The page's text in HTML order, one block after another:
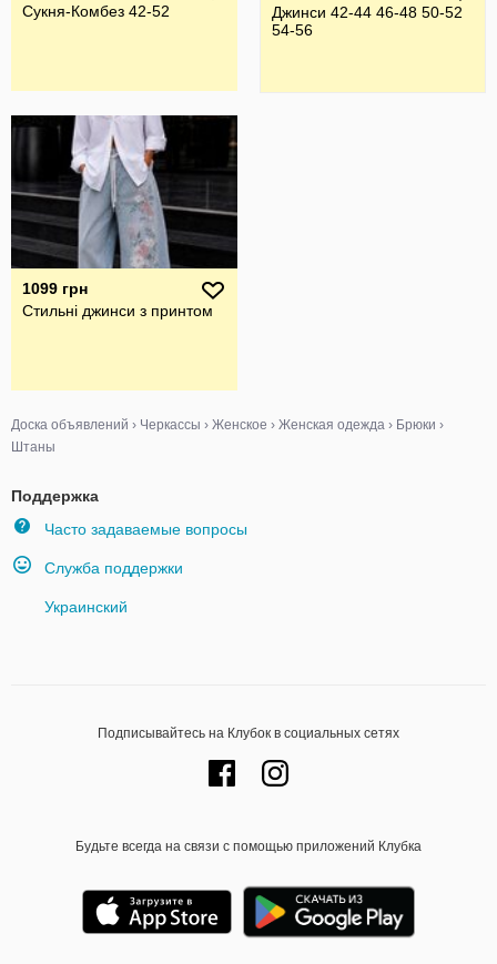
Сукня-Комбез 42-52
Джинси 42-44 46-48 50-52
54-56
1099 грн
Стильні джинси з принтом
Доска объявлений › Черкассы › Женское › Женская одежда › Брюки ›
Штаны
Поддержка
Часто задаваемые вопросы
Служба поддержки
Украинский
Подписывайтесь на Клубок в социальных сетях
Будьте всегда на связи с помощью приложений Клубка